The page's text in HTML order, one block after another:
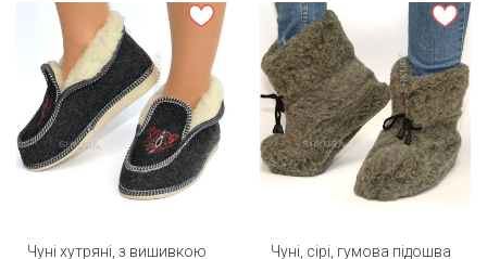
Чуні хутряні, з вишивкою Чуні, сірі, гумова підошва